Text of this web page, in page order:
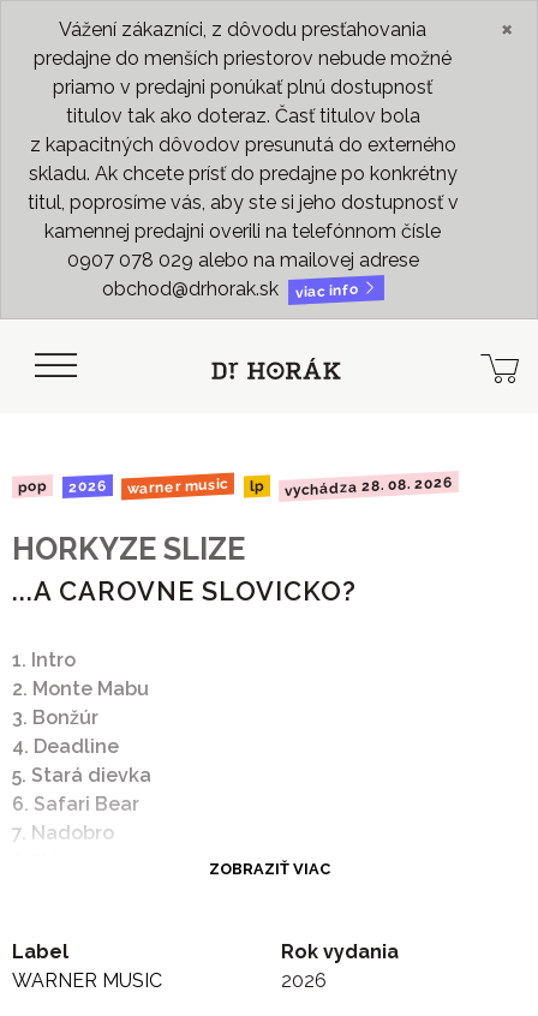
Vážení zákazníci, z dôvodu presťahovania
predajne do menších priestorov nebude možné
priamo v predajni ponúkať plnú dostupnosť
titulov tak ako doteraz. Časť titulov bola
z kapacitných dôvodov presunutá do externého
skladu. Ak chcete prísť do predajne po konkrétny
titul, poprosíme vás, aby ste si jeho dostupnosť v
kamennej predajni overili na telefónnom čísle
0907 078 029 alebo na mailovej adrese
obchod@drhorak.sk
viac info
×
pop 2026 warner music lp vychádza 28. 08. 2026
HORKYZE SLIZE
...A CAROVNE SLOVICKO?
1. Intro
2. Monte Mabu
3. Bonžúr
4. Deadline
5. Stará dievka
6. Safari Bear
7. Nadobro
11. Hypochonder
12. Menej je viac
ZOBRAZIŤ VIAC
Label
WARNER MUSIC
Rok vydania
2026